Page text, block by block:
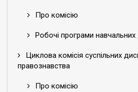
Про комісію
Робочі програми навчальних
Циклова комісія суспільних
правознавства
Про комісію